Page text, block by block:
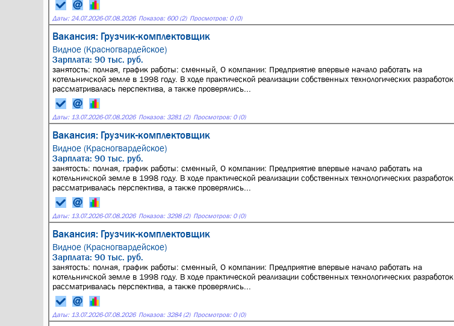
Даты: 24.07.2026-07.08.2026 Показов: 600 (2) Просмотров: 0 (0)
Вакансия: Грузчик-комплектовщик
Видное (Красногвардейское)
Зарплата: 90 тыс. руб.
занятость: полная, график работы: сменный, О компании: Предприятие впервые начало работать на
котельничской земле в 1998 году. В ходе практической реализации собственных технологических разработок
рассматривалась перспектива, а также проверялись...
Даты: 13.07.2026-07.08.2026 Показов: 3281 (2) Просмотров: 0 (0)
Вакансия: Грузчик-комплектовщик
Видное (Красногвардейское)
Зарплата: 90 тыс. руб.
занятость: полная, график работы: сменный, О компании: Предприятие впервые начало работать на
котельничской земле в 1998 году. В ходе практической реализации собственных технологических разработок
рассматривалась перспектива, а также проверялись...
Даты: 13.07.2026-07.08.2026 Показов: 3298 (2) Просмотров: 0 (0)
Вакансия: Грузчик-комплектовщик
Видное (Красногвардейское)
Зарплата: 90 тыс. руб.
занятость: полная, график работы: сменный, О компании: Предприятие впервые начало работать на
котельничской земле в 1998 году. В ходе практической реализации собственных технологических разработок
рассматривалась перспектива, а также проверялись...
Даты: 13.07.2026-07.08.2026 Показов: 3284 (2) Просмотров: 0 (0)